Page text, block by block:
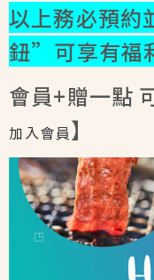
以上務必預
鈕”可享有福
會員+贈一點
加入會員】